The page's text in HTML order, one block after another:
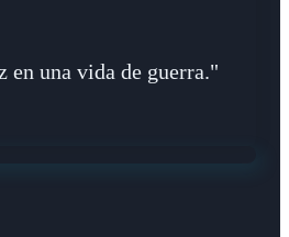
en una vida de guerra."